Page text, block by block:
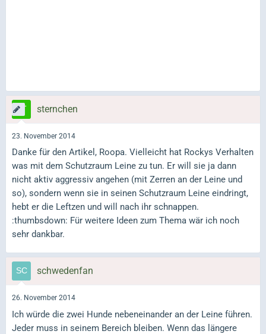
sternchen
23. November 2014
Danke für den Artikel, Roopa. Vielleicht hat Rockys Verhalten
was mit dem Schutzraum Leine zu tun. Er will sie ja dann
nicht aktiv aggressiv angehen (mit Zerren an der Leine und
so), sondern wenn sie in seinen Schutzraum Leine eindringt,
hebt er die Leftzen und will nach ihr schnappen.
:thumbsdown: Für weitere Ideen zum Thema wär ich noch
sehr dankbar.
schwedenfan
26. November 2014
Ich würde die zwei Hunde nebeneinander an der Leine führen.
Jeder muss in seinem Bereich bleiben. Wenn das längere